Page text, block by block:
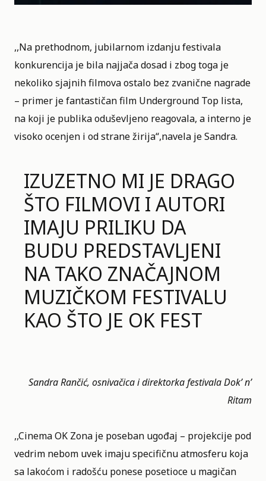
,,Na prethodnom, jubilarnom izdanju festivala
konkurencija je bila najjača dosad i zbog toga je
nekoliko sjajnih filmova ostalo bez zvanične nagrade
– primer je fantastičan film Underground Top lista,
na koji je publika oduševljeno reagovala, a interno je
visoko ocenjen i od strane žirija“,navela je Sandra.
IZUZETNO MI JE DRAGO
ŠTO FILMOVI I AUTORI
IMAJU PRILIKU DA
BUDU PREDSTAVLJENI
NA TAKO ZNAČAJNOM
MUZIČKOM FESTIVALU
KAO ŠTO JE OK FEST
Sandra Rančić, osnivačica i direktorka festivala Dok’ n’
Ritam
,,Cinema OK Zona je poseban ugođaj – projekcije pod
vedrim nebom uvek imaju specifičnu atmosferu koja
sa lakoćom i radošću ponese posetioce u magičan